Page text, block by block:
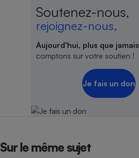
Soutenez-nous,
rejoignez-nous,
Aujourd'hui, plus que jamais
comptons sur votre soutien !
Je fais un don
Sur le même sujet